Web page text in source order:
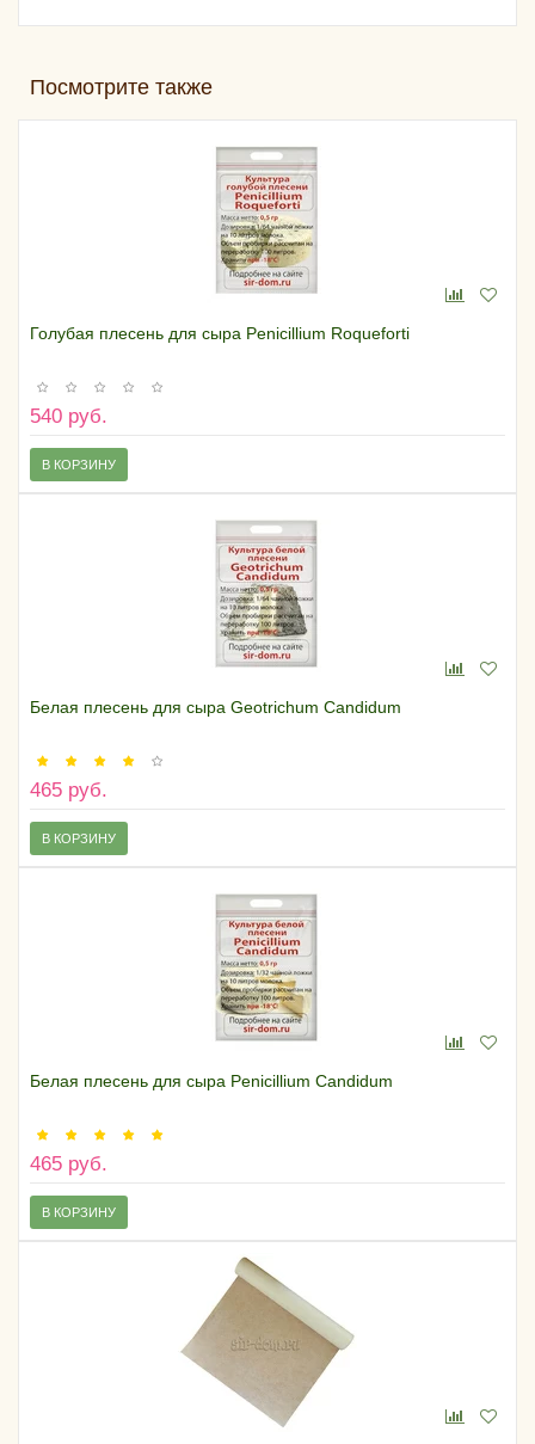
Посмотрите также
Голубая плесень для сыра Penicillium Roqueforti
540 руб.
В КОРЗИНУ
Белая плесень для сыра Geotrichum Candidum
465 руб.
В КОРЗИНУ
Белая плесень для сыра Penicillium Candidum
465 руб.
В КОРЗИНУ